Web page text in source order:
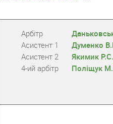
Арбітр
Асистент 1
Думенко
Асистент 2
Якимик Р.С.
4-ий арбітр
Поліщук